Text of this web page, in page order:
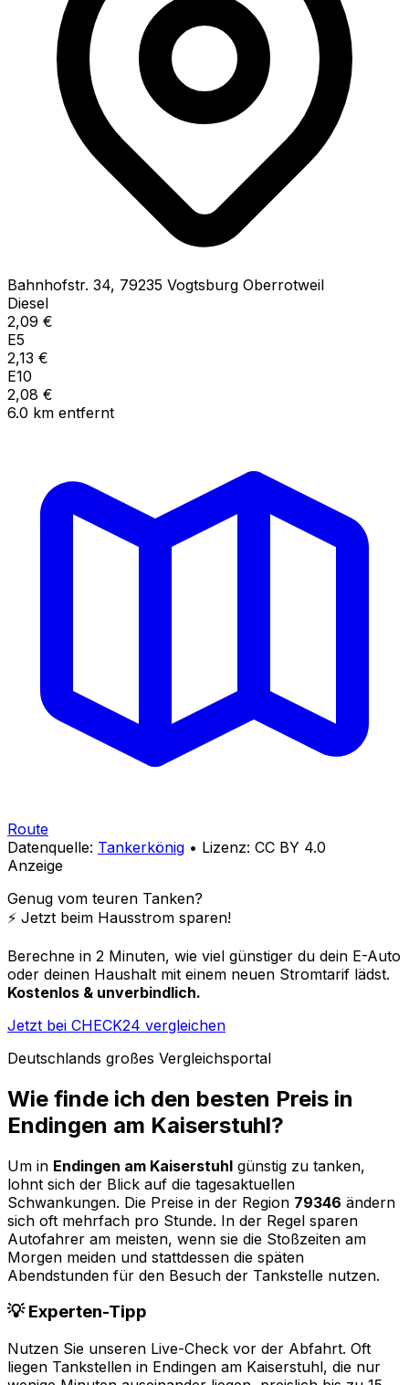
Bahnhofstr. 34, 79235 Vogtsburg Oberrotweil
Diesel
2,09 €
E5
2,13 €
E10
2,08 €
6.0 km entfernt
Route
Datenquelle: Tankerkönig • Lizenz: CC BY 4.0
Anzeige
Genug vom teuren Tanken?
⚡️ Jetzt beim Hausstrom sparen!
Berechne in 2 Minuten, wie viel günstiger du dein E-Auto
oder deinen Haushalt mit einem neuen Stromtarif lädst.
Kostenlos & unverbindlich.
Jetzt bei CHECK24 vergleichen
Deutschlands großes Vergleichsportal
Wie finde ich den besten Preis in
Endingen am Kaiserstuhl?
Um in Endingen am Kaiserstuhl günstig zu tanken,
lohnt sich der Blick auf die tagesaktuellen
Schwankungen. Die Preise in der Region 79346 ändern
sich oft mehrfach pro Stunde. In der Regel sparen
Autofahrer am meisten, wenn sie die Stoßzeiten am
Morgen meiden und stattdessen die späten
Abendstunden für den Besuch der Tankstelle nutzen.
💡 Experten-Tipp
Nutzen Sie unseren Live-Check vor der Abfahrt. Oft
liegen Tankstellen in Endingen am Kaiserstuhl, die nur